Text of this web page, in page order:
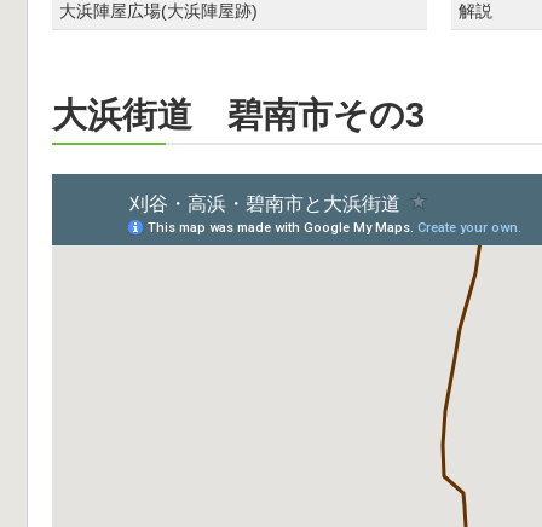
大浜陣屋広場(大浜陣屋跡) 解説
大浜街道 碧南市その3